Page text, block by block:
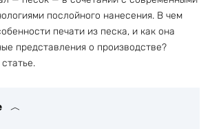
послойного нанесения. В чем
печати из песка, и как она
представления о производстве?